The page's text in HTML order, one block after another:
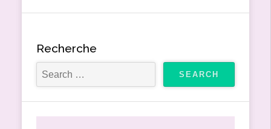
Recherche